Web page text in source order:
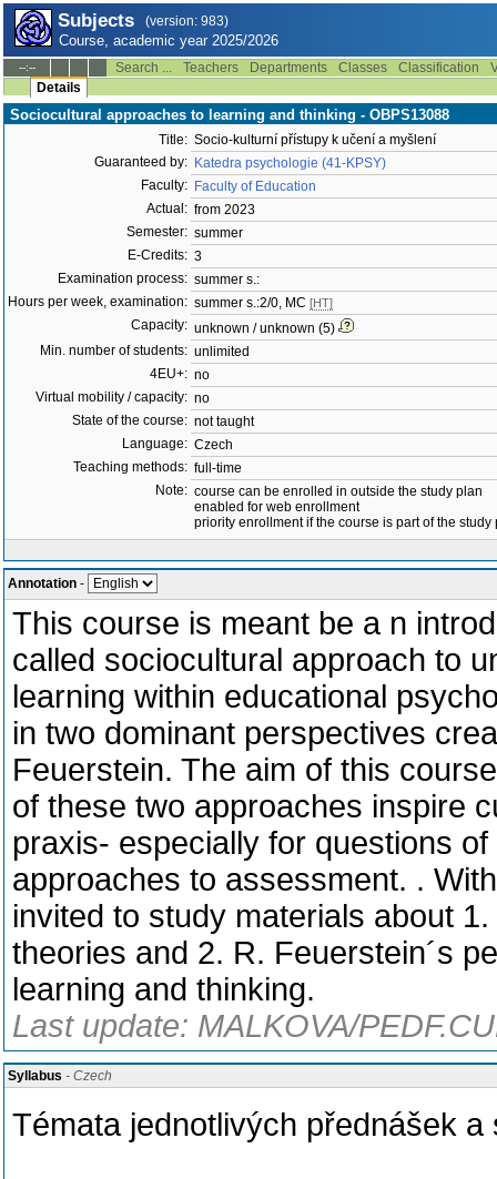
Subjects (version: 983)
Course, academic year 2025/2026
--:-- Search ... Teachers Departments Classes Classification
Details
Sociocultural approaches to learning and thinking - OBPS13088
Title: Socio-kulturní přístupy k učení a myšlení
Guaranteed by: Katedra psychologie (41-KPSY)
Faculty: Faculty of Education
Actual: from 2023
Semester: summer
E-Credits: 3
Examination process: summer s.:
Hours per week, examination: summer s.:2/0, MC [HT]
Capacity: unknown / unknown (5)
Min. number of students: unlimited
4EU+: no
Virtual mobility / capacity: no
State of the course: not taught
Language: Czech
Teaching methods: full-time
Note: course can be enrolled in outside the study plan
enabled for web enrollment
priority enrollment if the course is part of the study
Annotation -
This course is meant be a n
called sociocultural approach to
learning within educational
in two dominant perspectives
Feuerstein. The aim of this
of these two approaches inspire
praxis- especially for questions
approaches to assessment. .
invited to study materials about
theories and 2. R. Feuerstein´s
learning and thinking.
Last update: MALKOVA/
Syllabus - Czech
Témata jednotlivých přednášek